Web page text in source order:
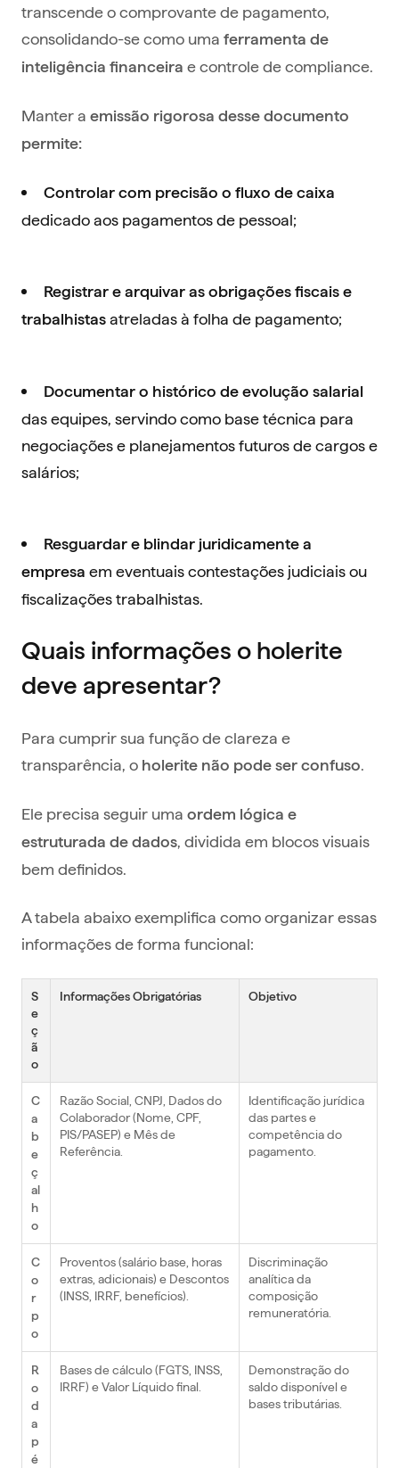
transcende o comprovante de pagamento,
consolidando-se como uma ferramenta de
inteligência financeira e controle de compliance.
Manter a emissão rigorosa desse documento
permite:
Controlar com precisão o fluxo de caixa
dedicado aos pagamentos de pessoal;
Registrar e arquivar as obrigações fiscais e
trabalhistas atreladas à folha de pagamento;
Documentar o histórico de evolução salarial
das equipes, servindo como base técnica para
negociações e planejamentos futuros de cargos e
salários;
Resguardar e blindar juridicamente a
empresa em eventuais contestações judiciais ou
fiscalizações trabalhistas.
Quais informações o holerite
deve apresentar?
Para cumprir sua função de clareza e
transparência, o holerite não pode ser confuso.
Ele precisa seguir uma ordem lógica e
estruturada de dados, dividida em blocos visuais
bem definidos.
A tabela abaixo exemplifica como organizar essas
informações de forma funcional:
S
e
ç
ã
o
Informações Obrigatórias Objetivo
C
a
b
e
ç
al
h
o
Razão Social, CNPJ, Dados do
Colaborador (Nome, CPF,
PIS/PASEP) e Mês de
Referência.
Identificação jurídica
das partes e
competência do
pagamento.
C
o
r
p
o
Proventos (salário base, horas
extras, adicionais) e Descontos
(INSS, IRRF, benefícios).
Discriminação
analítica da
composição
remuneratória.
R
o
d
a
p
é
Bases de cálculo (FGTS, INSS,
IRRF) e Valor Líquido final.
Demonstração do
saldo disponível e
bases tributárias.